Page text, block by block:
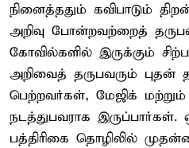
நினைத்ததும் கவிபாடும்
அறிவு போன்றவற்றைத்
கோவில்களில் இருக்கும்
அறிவைத் தருபவரும் புதன்
பெற்றவர்கள், மேஜிக்
நடத்துபவராக
பத்திரிகை தொழிலில்